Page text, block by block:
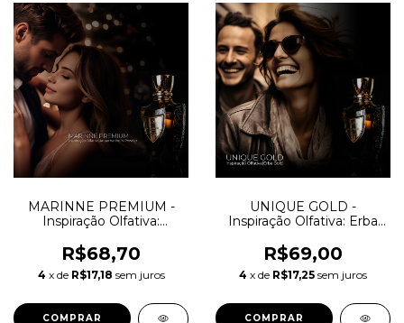
MARINNE PREMIUM -
Inspiração Olfativa:
R$68,70
4 x de R$17,18 sem juros
COMPRAR
UNIQUE GOLD -
Inspiração Olfativa: Erba
R$69,00
4 x de R$17,25 sem juros
COMPRAR